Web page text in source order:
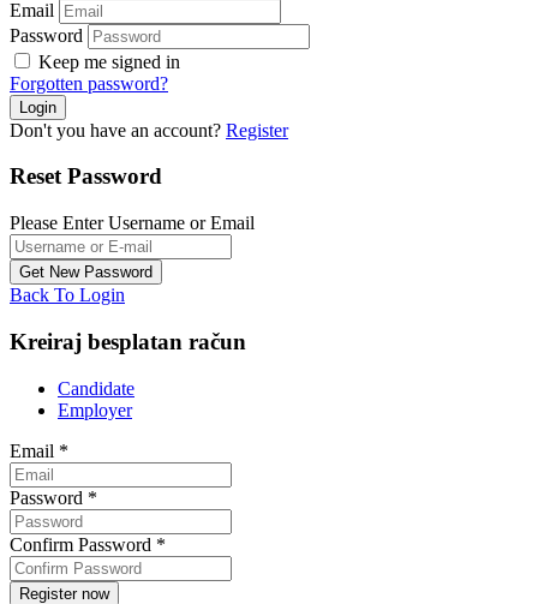
Email
Password
Keep me signed in
Forgotten password?
Don't you have an account? Register
Reset Password
Please Enter Username or Email
Back To Login
Kreiraj besplatan račun
Candidate
Employer
Email *
Password *
Confirm Password *